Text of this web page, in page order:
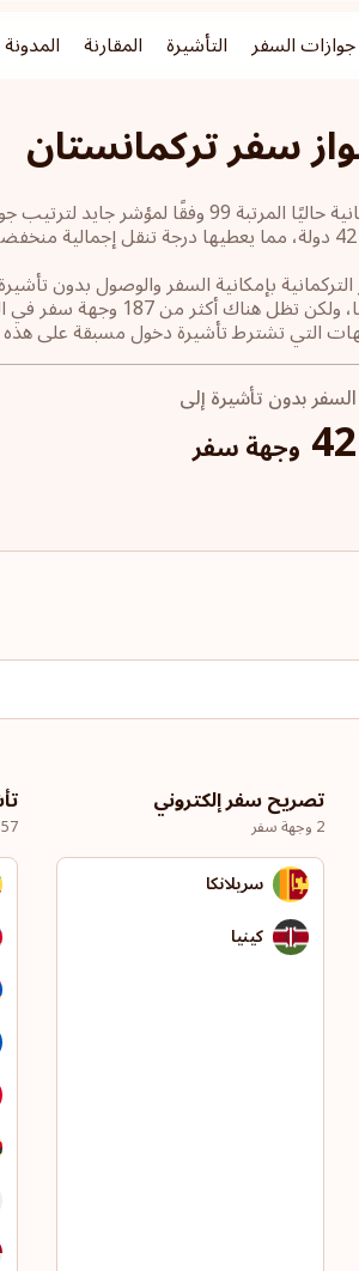
السفر التأشيرة المقارنة المدونة
سفر تركمانستان
بإمكانية السفر والوصول بدون
دومينيكا والإكوادور
التي تشترط تأشيرة دخول مسبقة على هذه
السفر بدون تأشيرة إلى
42 وجهة سفر
تصريح سفر إلكتروني
2 وجهة سفر
سريلانكا
كينيا
57 وجهة سفر